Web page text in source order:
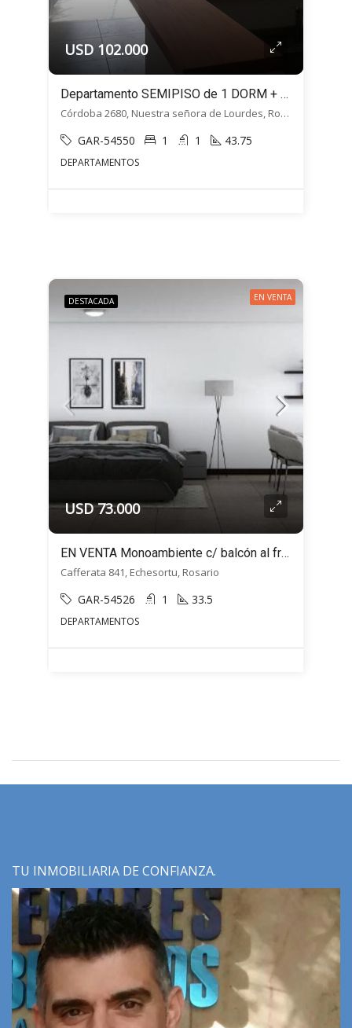
USD 102.000
Departamento SEMIPISO de 1 DORM + Balcón – Cordoba 2680, Macrocentro, Rosario
Córdoba 2680, Nuestra señora de Lourdes, Rosario
GAR-54550 1 1 43.75
DEPARTAMENTOS
DESTACADA EN VENTA
USD 73.000
EN VENTA Monoambiente c/ balcón al frente- Cafferata 800 – Echesortu, Rosario
Cafferata 841, Echesortu, Rosario
GAR-54526 1 33.5
DEPARTAMENTOS
TU INMOBILIARIA DE CONFIANZA.